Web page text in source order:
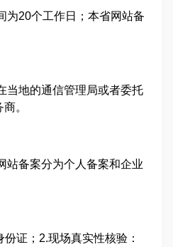
为20个工作日；本省网站备
当地的通信管理局或者委托
。
站备案分为个人备案和企业
证；2.现场真实性核验：